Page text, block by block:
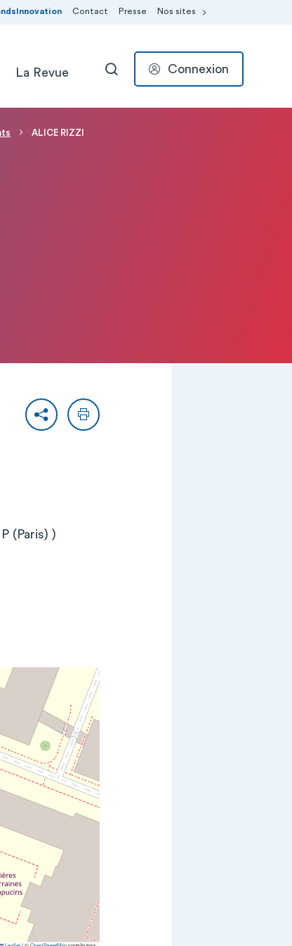
Contact Presse Nos sites
La Revue RECHERCHER
Connexion
ALICE RIZZI
PartagerImprimer
(Paris) )